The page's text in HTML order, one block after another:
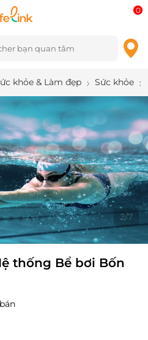
0
khỏe & Làm đẹp Sức khỏe
2/7
thống Bể bơi Bốn